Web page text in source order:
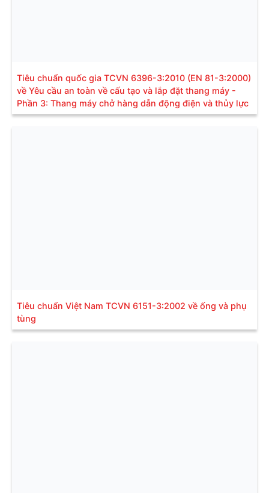
Tiêu chuẩn quốc gia TCVN 6396-3:2010 (EN 81-3:2000)
về Yêu cầu an toàn về cấu tạo và lắp đặt thang máy -
Phần 3: Thang máy chở hàng dẫn động điện và thủy lực
Tiêu chuẩn Việt Nam TCVN 6151-3:2002 về ống và phụ
tùng